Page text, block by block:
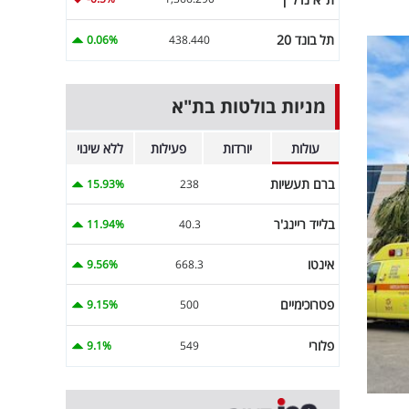
תל בונד 20 438.440
0.06%
מניות בולטות בת"א
עולות יורדות פעילות ללא שינוי
ברם תעשיות 238
15.93%
בלייד ריינג'ר 40.3
11.94%
אינטו 668.3
9.56%
פטרוכימיים 500
9.15%
פלורי 549
9.1%